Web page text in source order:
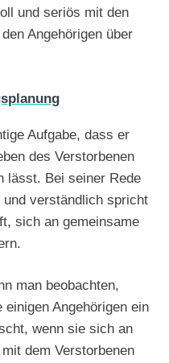
und seriös mit den
Angehörigen über
Aufgabe, dass er
des Verstorbenen
lässt. Bei seiner Rede
verständlich spricht
sich an gemeinsame
man beobachten,
Angehörigen ein
wenn sie sich an
dem Verstorbenen